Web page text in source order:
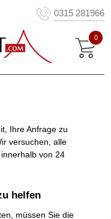
0315 281966
0
Ihre Anfrage zu
versuchen, alle
von 24
helfen
müssen Sie die